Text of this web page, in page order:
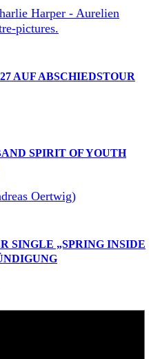
AUF ABSCHIEDSTOUR
SPIRIT OF YOUTH
SINGLE „SPRING INSIDE